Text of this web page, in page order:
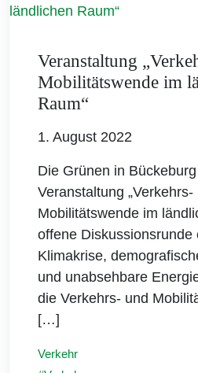
Veranstaltung
Mobilitätswende im
Raum“
1. August 2022
Die Grünen in
Veranstaltung „Verkehrs-
Mobilitätswende im
offene Diskussionsrunde
Klimakrise,
und unabsehbare
die Verkehrs- und
[…]
Verkehr